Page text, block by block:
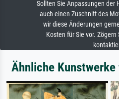
Sollten Sie Anpassungen der
auch einen Zuschnitt des
wir diese Änderungen
Kosten für Sie vor.
Ähnliche